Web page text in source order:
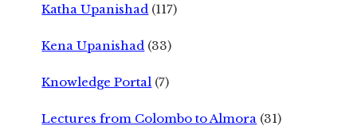
Katha Upanishad (117)
Kena Upanishad (33)
Knowledge Portal (7)
Lectures from Colombo to Almora (31)